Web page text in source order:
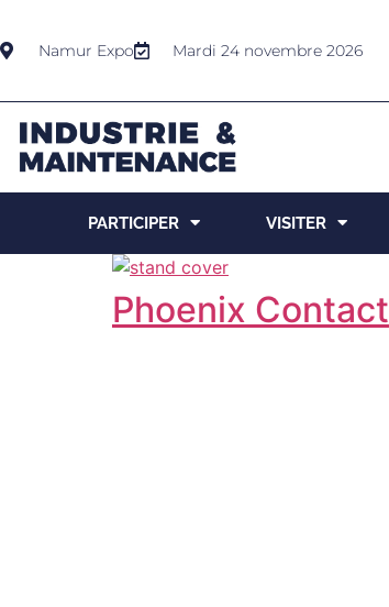
Namur Expo Mardi 24 novembre 2026
PARTICIPER VISITER
Phoenix Contact